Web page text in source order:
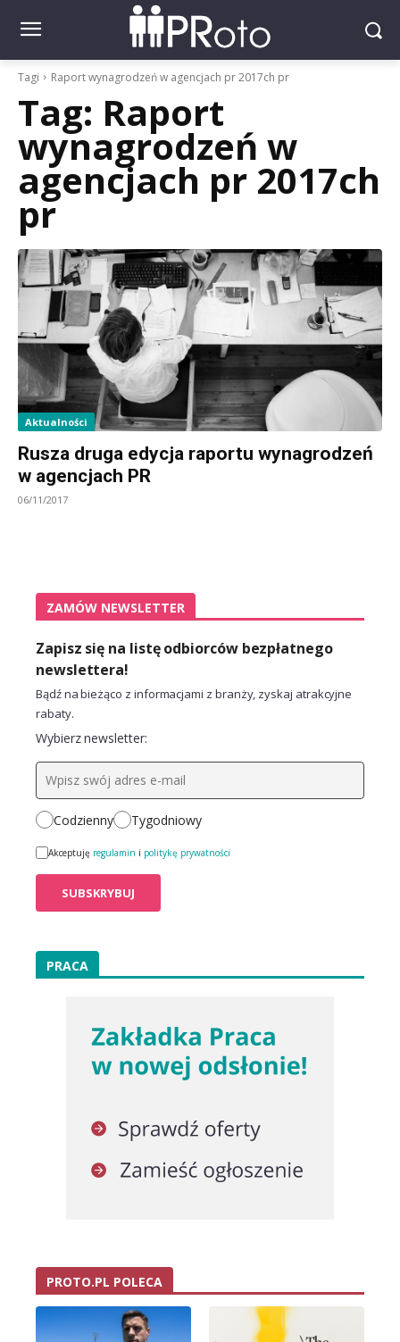
Tagi Raport wynagrodzeń w agencjach pr 2017ch pr
Tag: Raport
wynagrodzeń w
agencjach pr 2017ch
pr
Aktualności
Rusza druga edycja raportu wynagrodzeń
w agencjach PR
06/11/2017
ZAMÓW NEWSLETTER
Zapisz się na listę odbiorców bezpłatnego
newslettera!
Bądź na bieżąco z informacjami z branży, zyskaj atrakcyjne
rabaty.
Wybierz newsletter:
Codzienny Tygodniowy
Akceptuję regulamin i politykę prywatności
PRACA
PROTO.PL POLECA